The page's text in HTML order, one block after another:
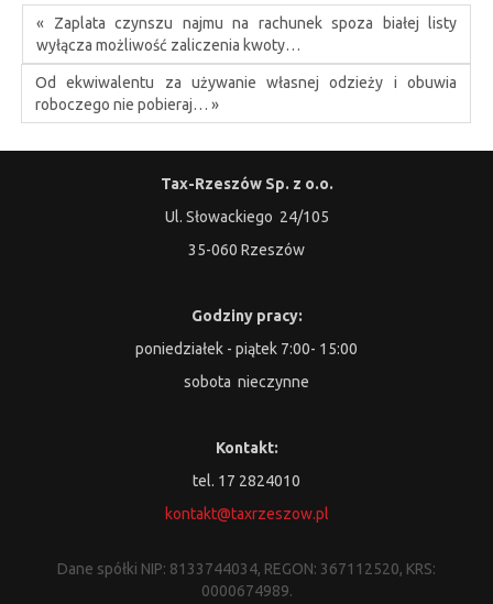
« Zaplata czynszu najmu na rachunek spoza białej listy
wyłącza możliwość zaliczenia kwoty…
Od ekwiwalentu za używanie własnej odzieży i obuwia
roboczego nie pobieraj… »
Tax-Rzeszów Sp. z o.o.
Ul. Słowackiego 24/105
35-060 Rzeszów
Godziny pracy:
poniedziałek - piątek 7:00- 15:00
sobota nieczynne
Kontakt:
tel. 17 2824010
kontakt@taxrzeszow.pl
Dane spółki NIP: 8133744034, REGON: 367112520, KRS:
0000674989.